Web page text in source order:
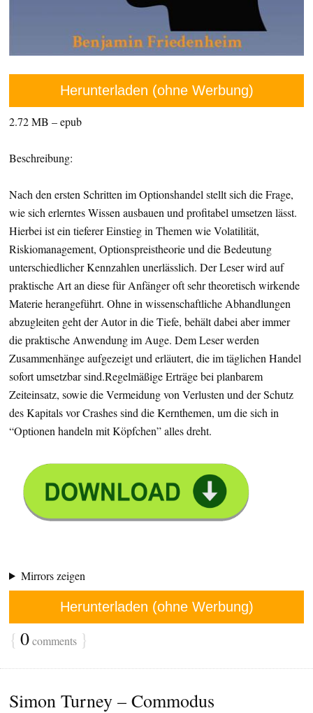
Herunterladen (ohne Werbung)
2.72 MB – epub
Beschreibung:
Nach den ersten Schritten im Optionshandel stellt sich die Frage,
wie sich erlerntes Wissen ausbauen und profitabel umsetzen lässt.
Hierbei ist ein tieferer Einstieg in Themen wie Volatilität,
Riskiomanagement, Optionspreistheorie und die Bedeutung
unterschiedlicher Kennzahlen unerlässlich. Der Leser wird auf
praktische Art an diese für Anfänger oft sehr theoretisch wirkende
Materie herangeführt. Ohne in wissenschaftliche Abhandlungen
abzugleiten geht der Autor in die Tiefe, behält dabei aber immer
die praktische Anwendung im Auge. Dem Leser werden
Zusammenhänge aufgezeigt und erläutert, die im täglichen Handel
sofort umsetzbar sind.Regelmäßige Erträge bei planbarem
Zeiteinsatz, sowie die Vermeidung von Verlusten und der Schutz
des Kapitals vor Crashes sind die Kernthemen, um die sich in
“Optionen handeln mit Köpfchen” alles dreht.
Mirrors zeigen
Herunterladen (ohne Werbung)
{ 0comments }
Simon Turney – Commodus